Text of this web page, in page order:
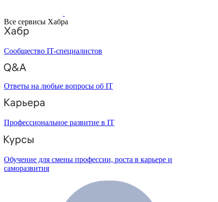
Все сервисы Хабра
Сообщество IT-специалистов
Ответы на любые вопросы об IT
Профессиональное развитие в IT
Обучение для смены профессии, роста в карьере и
саморазвития